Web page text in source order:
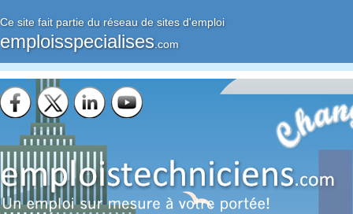
Ce site fait partie du réseau de sites d'emploi
emploisspecialises .com